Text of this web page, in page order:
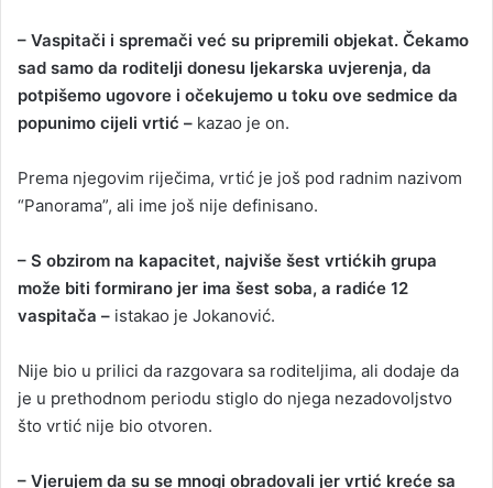
– Vaspitači i spremači već su pripremili objekat. Čekamo
sad samo da roditelji donesu ljekarska uvjerenja, da
potpišemo ugovore i očekujemo u toku ove sedmice da
popunimo cijeli vrtić – kazao je on.
Prema njegovim riječima, vrtić je još pod radnim nazivom
“Panorama”, ali ime još nije definisano.
– S obzirom na kapacitet, najviše šest vrtićkih grupa
može biti formirano jer ima šest soba, a radiće 12
vaspitača – istakao je Jokanović.
Nije bio u prilici da razgovara sa roditeljima, ali dodaje da
je u prethodnom periodu stiglo do njega nezadovoljstvo
što vrtić nije bio otvoren.
– Vjerujem da su se mnogi obradovali jer vrtić kreće sa